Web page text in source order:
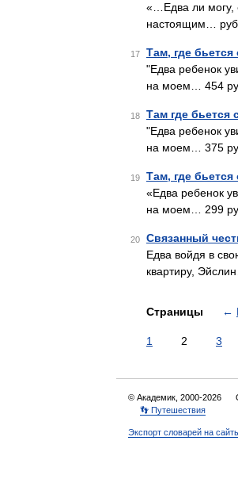
«…Едва ли могу,
настоящим… руб
17 Там, где бьется
"Едва ребенок
на моем… 454
18 Там где бьется
"Едва ребенок
на моем… 375
19 Там, где бьется
«Едва ребенок
на моем… 299
20 Связанный
Едва войдя в
квартиру,
Страницы ←
1 2 3
© Академик, 2000-2026
👣 Путешествия
Экспорт словарей на